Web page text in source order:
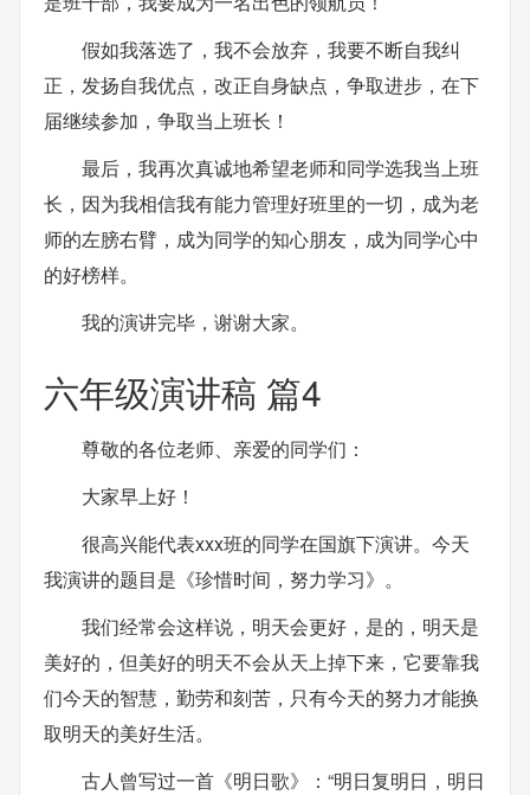
假如我落选了，我不会放弃，我要不断自我纠
正，发扬自我优点，改正自身缺点，争取进步，在下
届继续参加，争取当上班长！
最后，我再次真诚地希望老师和同学选我当上班
长，因为我相信我有能力管理好班里的一切，成为老
师的左膀右臂，成为同学的知心朋友，成为同学心中
的好榜样。
我的演讲完毕，谢谢大家。
六年级演讲稿 篇4
尊敬的各位老师、亲爱的同学们：
大家早上好！
很高兴能代表xxx班的同学在国旗下演讲。今天
我演讲的题目是《珍惜时间，努力学习》。
我们经常会这样说，明天会更好，是的，明天是
美好的，但美好的明天不会从天上掉下来，它要靠我
们今天的智慧，勤劳和刻苦，只有今天的努力才能换
取明天的美好生活。
古人曾写过一首《明日歌》：“明日复明日，明日